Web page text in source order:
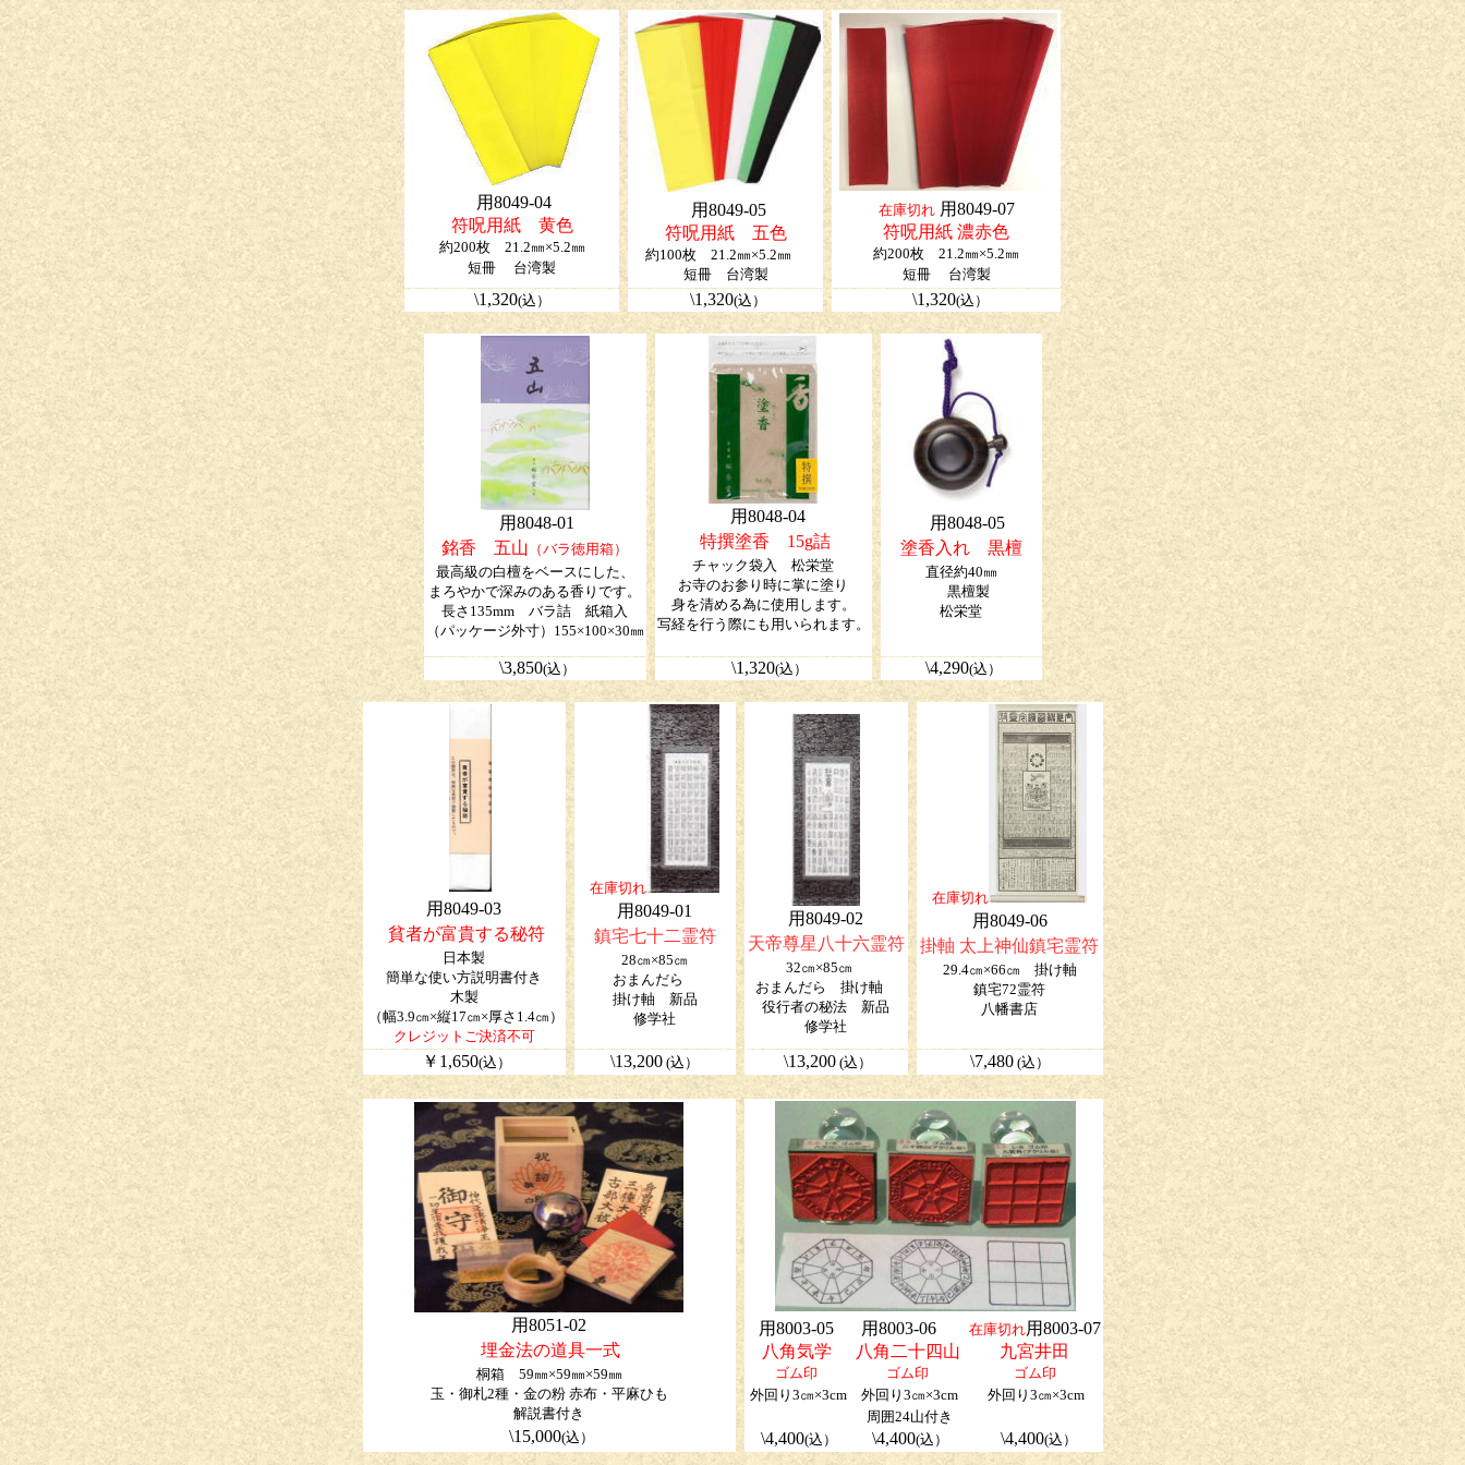
用8049-04
符呪用紙 黄色
約200枚 21.2㎜×5.2㎜
短冊
台湾製
用8049-05
符呪用紙 五色
約100枚 21.2㎜×5.2㎜
短冊 台湾製
在庫切れ用8049-07
符呪用紙 濃赤色
約200枚 21.2㎜×5.2㎜
短冊
台湾製
\1,320(込） \1,320(込） \1,320(込）
用8048-01
銘香 五山 （バラ徳用箱）
最高級の白檀をベースにした、
まろやかで深みのある香りです。
長さ135mm バラ詰 紙箱入
（パッケージ外寸）155×100×30㎜
用8048-04
特撰塗香 15g詰
チャック袋入 松栄堂
お寺のお参り時に掌に塗り
身を清める為に使用します。
写経を行う際にも用いられます。
用8048-05
塗香入れ 黒檀
直径約40㎜
黒檀製
松栄堂
\3,850(込） \1,320(込） \4,290(込）
用8049-03
貧者が富貴する秘符
日本製
簡単な使い方説明書付き
木製
（幅3.9㎝×縦17㎝×厚さ1.4㎝）
クレジットご決済不可
在庫切れ
用8049-01
鎮宅七十二霊符
28㎝×85㎝
おまんだら
掛け軸 新品
修学社
用8049-02
天帝尊星八十六霊符
32㎝×85㎝
おまんだら 掛け軸
役行者の秘法 新品
修学社
在庫切れ
用8049-06
掛軸 太上神仙鎮宅霊符
29.4㎝×66㎝ 掛け軸
鎮宅72霊符
八幡書店
￥1,650(込） \13,200 (込） \13,200 (込） \7,480(込）
用8051-02
埋金法の道具一式
桐箱 59㎜×59㎜×59㎜
玉・御札2種・金の粉 赤布・平麻ひも
解説書付き
\15,000(込）
用8003-05
八角気学
ゴム印
用8003-06
八角二十四山
ゴム印
在庫切れ用8003-07
九宮井田
ゴム印
外回り3㎝×3cm
外回り3㎝×3cm
外回り3㎝×3cm
周囲24山付き
\4,400(込） \4,400(込） \4,400(込）